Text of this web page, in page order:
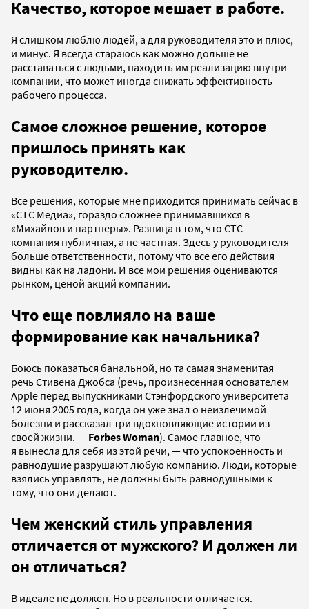
Качество, которое мешает в работе.
Я слишком люблю людей, а для руководителя это и плюс,
и минус. Я всегда стараюсь как можно дольше не
расставаться с людьми, находить им реализацию внутри
компании, что может иногда снижать эффективность
рабочего процесса.
Самое сложное решение, которое
пришлось принять как
руководителю.
Все решения, которые мне приходится принимать сейчас в
«СТС Медиа», гораздо сложнее принимавшихся в
«Михайлов и партнеры». Разница в том, что СТС —
компания публичная, а не частная. Здесь у руководителя
больше ответственности, потому что все его действия
видны как на ладони. И все мои решения оцениваются
рынком, ценой акций компании.
Что еще повлияло на ваше
формирование как начальника?
Боюсь показаться банальной, но та самая знаменитая
речь Стивена Джобса (речь, произнесенная основателем
Apple перед выпускниками Стэнфордского университета
12 июня 2005 года, когда он уже знал о неизлечимой
болезни и рассказал три вдохновляющие истории из
своей жизни. — Forbes Woman). Самое главное, что
я вынесла для себя из этой речи, — что успокоенность и
равнодушие разрушают любую компанию. Люди, которые
взялись управлять, не должны быть равнодушными к
тому, что они делают.
Чем женский стиль управления
отличается от мужского? И должен ли
он отличаться?
В идеале не должен. Но в реальности отличается.